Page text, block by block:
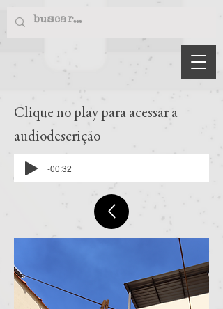
Clique no play para acessar a
audiodescrição
-00:32